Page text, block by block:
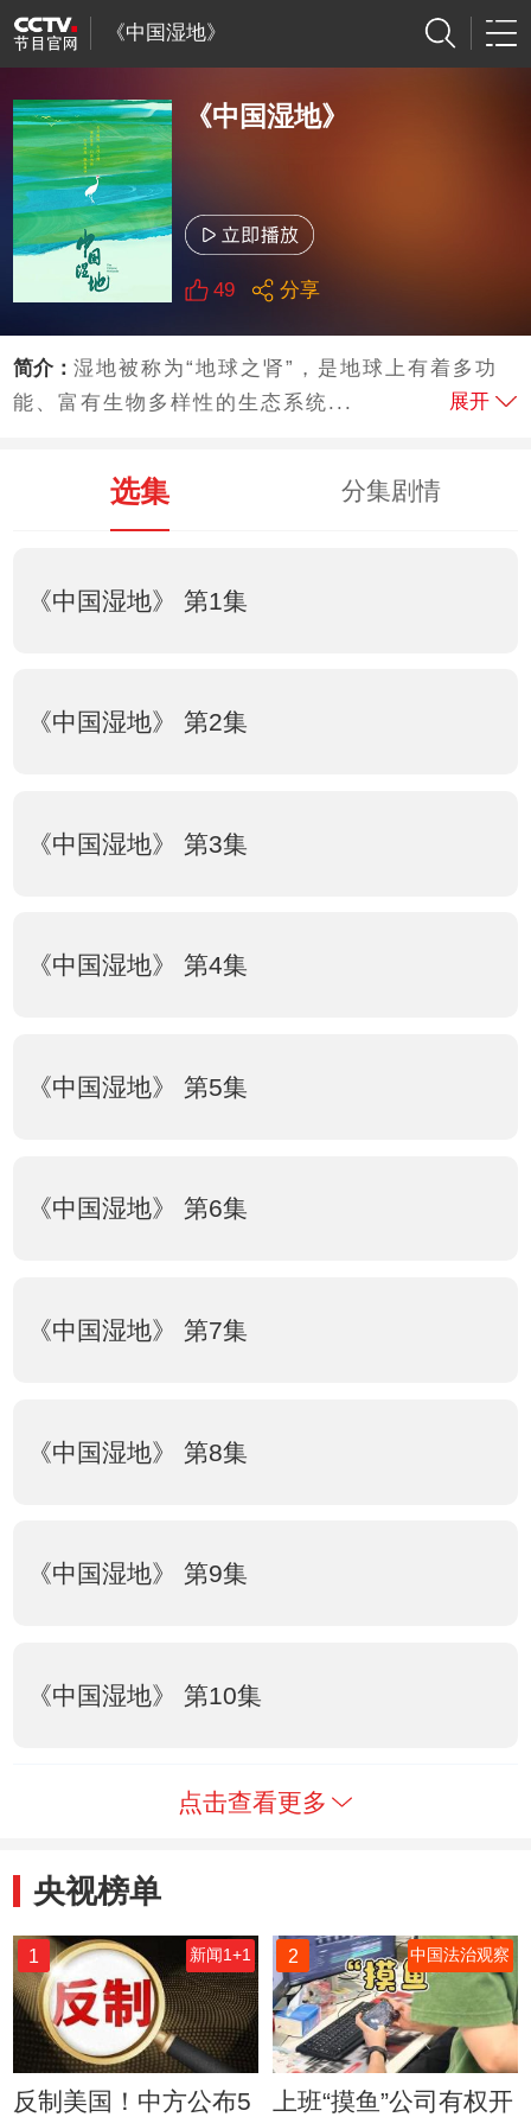
《中国湿地》
《中国湿地》
49 分享
简介：湿地被称为“地球之肾”，是地球上有着多功
能、富有生物多样性的生态系统...
展开
选集 分集剧情
《中国湿地》 第1集
《中国湿地》 第2集
《中国湿地》 第3集
《中国湿地》 第4集
《中国湿地》 第5集
《中国湿地》 第6集
《中国湿地》 第7集
《中国湿地》 第8集
《中国湿地》 第9集
《中国湿地》 第10集
点击查看更多
央视榜单
1 新闻1+1
反制美国！中方公布5
2 中国法治观察
上班“摸鱼”公司有权开